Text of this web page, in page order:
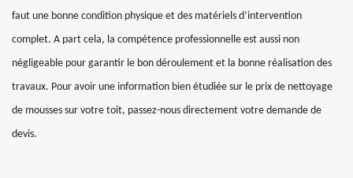
faut une bonne condition physique et des matériels d’intervention
complet. A part cela, la compétence professionnelle est aussi non
négligeable pour garantir le bon déroulement et la bonne réalisation des
travaux. Pour avoir une information bien étudiée sur le prix de nettoyage
de mousses sur votre toit, passez-nous directement votre demande de
devis.